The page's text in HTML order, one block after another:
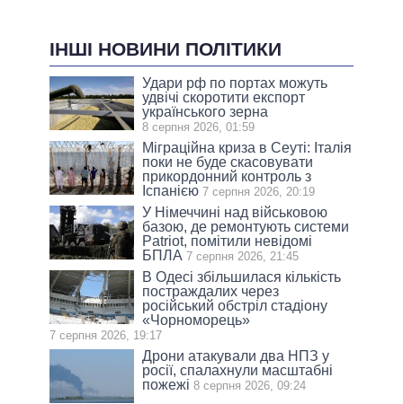
ІНШІ НОВИНИ ПОЛІТИКИ
Удари рф по портах можуть
удвічі скоротити експорт
українського зерна
8 серпня 2026, 01:59
Міграційна криза в Сеуті: Італія
поки не буде скасовувати
прикордонний контроль з
Іспанією 7 серпня 2026, 20:19
У Німеччині над військовою
базою, де ремонтують системи
Patriot, помітили невідомі
БПЛА 7 серпня 2026, 21:45
В Одесі збільшилася кількість
постраждалих через
російський обстріл стадіону
«Чорноморець»
7 серпня 2026, 19:17
Дрони атакували два НПЗ у
росії, спалахнули масштабні
пожежі 8 серпня 2026, 09:24